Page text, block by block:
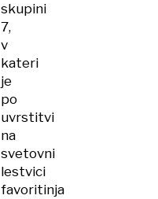
skupini
7,
v
kateri
je
po
uvrstitvi
na
svetovni
lestvici
favoritinja